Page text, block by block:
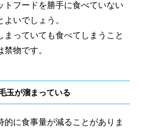
トフードを勝手に食べていない
いでしょう。
まっていても食べてしまうこと
物です。
玉が溜まっている
的に食事量が減ることがありま